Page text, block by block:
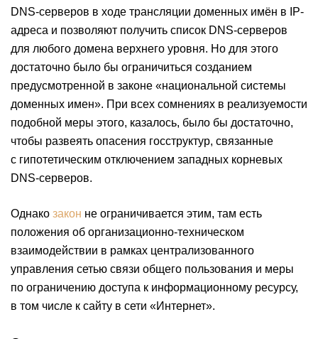
DNS-серверов в ходе трансляции доменных имён в IP-
адреса и позволяют получить список DNS-серверов
для любого домена верхнего уровня. Но для этого
достаточно было бы ограничиться созданием
предусмотренной в законе «национальной системы
доменных имен». При всех сомнениях в реализуемости
подобной меры этого, казалось, было бы достаточно,
чтобы развеять опасения госструктур, связанные
с гипотетическим отключением западных корневых
DNS-серверов.
Однако закон не ограничивается этим, там есть
положения об организационно-техническом
взаимодействии в рамках централизованного
управления сетью связи общего пользования и меры
по ограничению доступа к информационному ресурсу,
в том числе к сайту в сети «Интернет».